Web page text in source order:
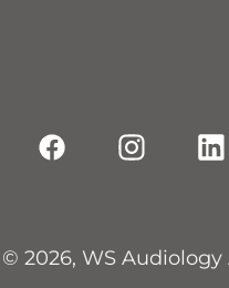
© 2026, WS Audiology